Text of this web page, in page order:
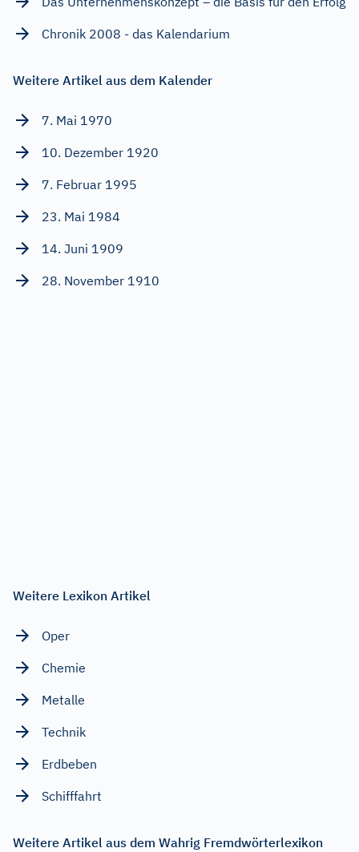
Chronik 2008 - das Kalendarium
Weitere Artikel aus dem Kalender
7. Mai 1970
10. Dezember 1920
7. Februar 1995
23. Mai 1984
14. Juni 1909
28. November 1910
Weitere Lexikon Artikel
Oper
Chemie
Metalle
Technik
Erdbeben
Schifffahrt
Weitere Artikel aus dem Wahrig Fremdwörterlexikon